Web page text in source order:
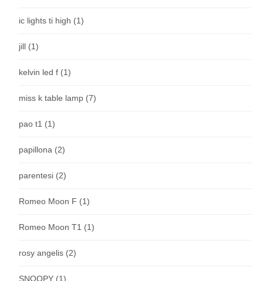
ic lights ti high (1)
jill (1)
kelvin led f (1)
miss k table lamp (7)
pao t1 (1)
papillona (2)
parentesi (2)
Romeo Moon F (1)
Romeo Moon T1 (1)
rosy angelis (2)
SNOOPY (1)